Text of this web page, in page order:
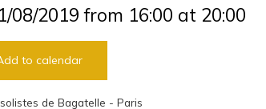
08/2019 from 16:00 at 20:00
to calendar
de Bagatelle - Paris